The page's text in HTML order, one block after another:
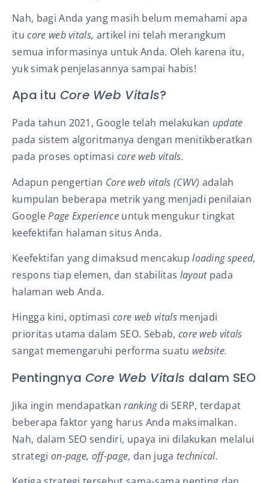
Nah, bagi Anda yang masih belum memahami apa
itucore web vitals, artikel ini telah merangkum
semua informasinya untuk Anda. Oleh karena itu,
yuk simak penjelasannya sampai habis!
Apa itu Core Web Vitals?
Pada tahun 2021, Google telah melakukan update
pada sistem algoritmanya dengan menitikberatkan
pada proses optimasi core web vitals.
Adapun pengertian Core web vitals (CWV) adalah
kumpulan beberapa metrik yang menjadi penilaian
GooglePage Experience untuk mengukur tingkat
keefektifan halaman situs Anda.
Keefektifan yang dimaksud mencakuploading speed,
respons tiap elemen, dan stabilitas layout pada
halaman web Anda.
Hingga kini, optimasicore web vitals menjadi
prioritas utama dalam SEO. Sebab, core web vitals
sangat memengaruhi performa suatu website.
Pentingnya Core Web Vitals dalam SEO
Jika ingin mendapatkanranking di SERP, terdapat
beberapa faktor yang harus Anda maksimalkan.
Nah, dalam SEO sendiri, upaya ini dilakukan melalui
strategi on-page, off-page, dan juga technical.